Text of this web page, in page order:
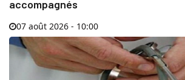
accompagnés
07 août 2026 - 10:00